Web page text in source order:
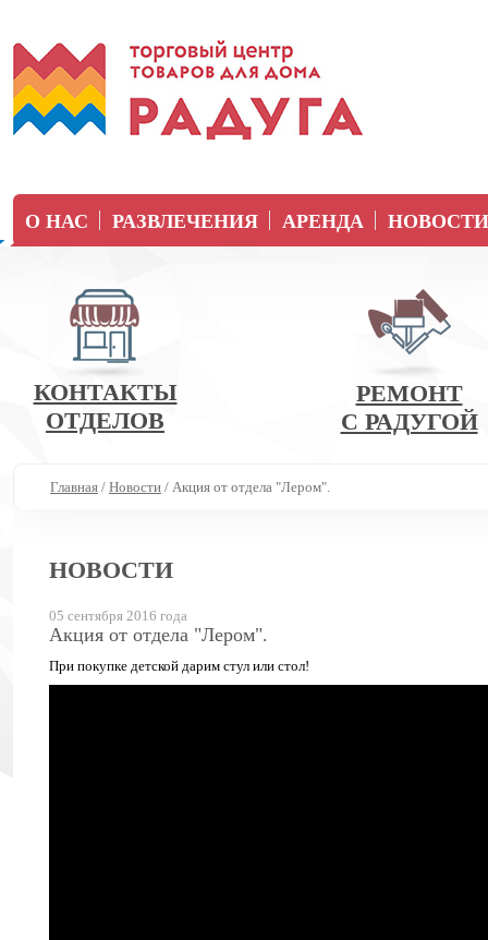
О НАС РАЗВЛЕЧЕНИЯ АРЕНДА НОВОСТИ
КОНТАКТЫ
ОТДЕЛОВ
РЕМОНТ
С РАДУГОЙ
Главная / Новости / Акция от отдела "Лером".
НОВОСТИ
05 сентября 2016 года
Акция от отдела "Лером".
При покупке детской дарим стул или стол!